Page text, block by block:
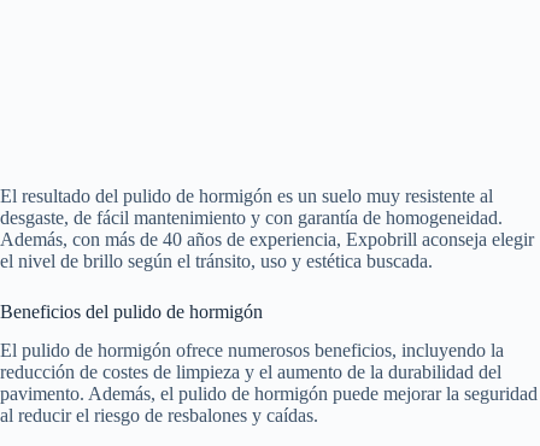
El resultado del pulido de hormigón es un suelo muy resistente al
desgaste, de fácil mantenimiento y con garantía de homogeneidad.
Además, con más de 40 años de experiencia, Expobrill aconseja elegir
el nivel de brillo según el tránsito, uso y estética buscada.
Beneficios del pulido de hormigón
El pulido de hormigón ofrece numerosos beneficios, incluyendo la
reducción de costes de limpieza y el aumento de la durabilidad del
pavimento. Además, el pulido de hormigón puede mejorar la seguridad
al reducir el riesgo de resbalones y caídas.